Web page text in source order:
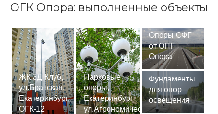
ОГК Опора: выполненные объекты
ЖК 3Д Клуб,
ул.Братская,
Екатеринбург,
ОГК-12
Парковые
опоры,
Екатеринбург
ул.Агрономическая
Опоры СФГ
от ОПГ
Опора
Фундаменты
для опор
освещения